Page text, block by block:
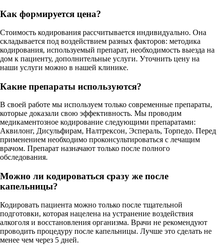
Как формируется цена?
Стоимость кодирования рассчитывается индивидуально. Она
складывается под воздействием разных факторов: методика
кодирования, используемый препарат, необходимость выезда на
дом к пациенту, дополнительные услуги. Уточнить цену на
наши услуги можно в нашей клинике.
Какие препараты используются?
В своей работе мы используем только современные препараты,
которые доказали свою эффективность. Мы проводим
медикаментозное кодирование следующими препаратами:
Аквилонг, Дисульфирам, Налтрексон, Эспераль, Торпедо. Перед
применением необходимо проконсультироваться с лечащим
врачом. Препарат назначают только после полного
обследования.
Можно ли кодироваться сразу же после
капельницы?
Кодировать пациента можно только после тщательной
подготовки, которая нацелена на устранение воздействия
алкоголя и восстановления организма. Врачи не рекомендуют
проводить процедуру после капельницы. Лучше это сделать не
менее чем через 5 дней.